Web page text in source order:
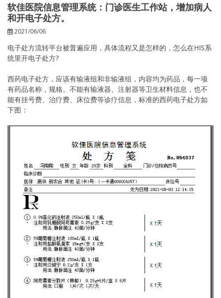
软佳医院信息管理系统：门诊医生工作站，增加病人
和开电子处方。
2021/06/06
电子处方流转平台被普遍应用，具体流程又是怎样的，怎么在HIS系
统里开电子处方?
西药电子处方，应该有输液组和非输液组，内容均为药品，每一项
有药品名称，规格。不能有输液器、注射器等卫生材料信息，也不
能有挂号费、治疗费、床位费等诊疗信息，标准的西药电子处方如
下图：